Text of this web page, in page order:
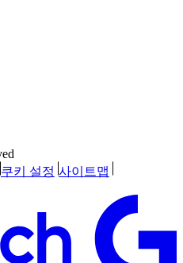
쿠키 설정 사이트맵